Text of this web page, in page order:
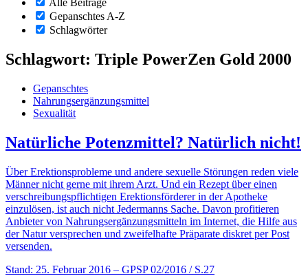
Alle Beiträge
Gepanschtes A-Z
Schlagwörter
Schlagwort: Triple PowerZen Gold 2000
Gepanschtes
Nahrungsergänzungsmittel
Sexualität
Natürliche Potenzmittel? Natürlich nicht!
Über Erektionsprobleme und andere sexuelle Störungen reden viele
Männer nicht gerne mit ihrem Arzt. Und ein Rezept über einen
verschreibungspflichtigen Erektionsförderer in der Apotheke
einzulösen, ist auch nicht Jedermanns Sache. Davon profitieren
Anbieter von Nahrungsergänzungsmitteln im Internet, die Hilfe aus
der Natur versprechen und zweifelhafte Präparate diskret per Post
versenden.
Stand: 25. Februar 2016 – GPSP 02/2016 / S.27